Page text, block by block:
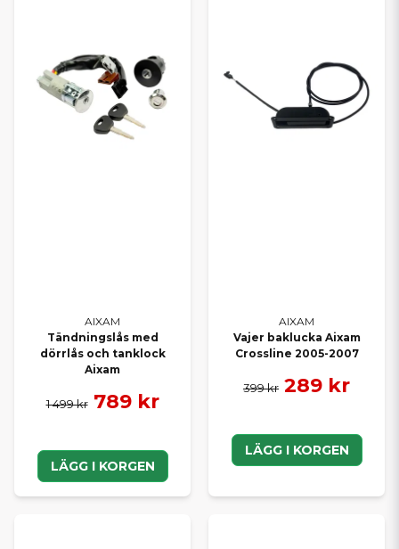
AIXAM
Tändningslås med
dörrlås och tanklock
Aixam
1 499 kr 789 kr
LÄGG I KORGEN
AIXAM
Vajer baklucka Aixam
Crossline 2005-2007
399 kr 289 kr
LÄGG I KORGEN